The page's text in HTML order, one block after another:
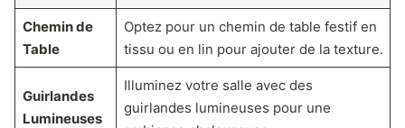
Chemin de
Table
Optez pour un chemin de table festif en
tissu ou en lin pour ajouter de la texture.
Guirlandes
Lumineuses
Illuminez votre salle avec des
guirlandes lumineuses pour une